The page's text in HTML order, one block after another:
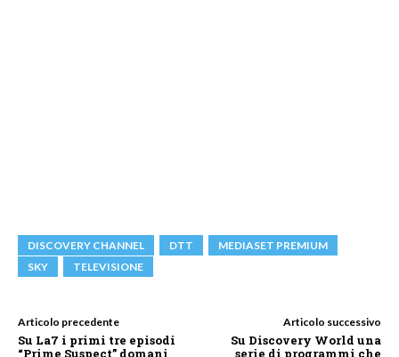
DISCOVERY CHANNEL DTT
MEDIASET PREMIUM
SKY
TELEVISIONE
Articolo precedente
Su La7 i primi tre episodi
“Prime Suspect” domani
Articolo successivo
Su Discovery World una
serie di programmi che